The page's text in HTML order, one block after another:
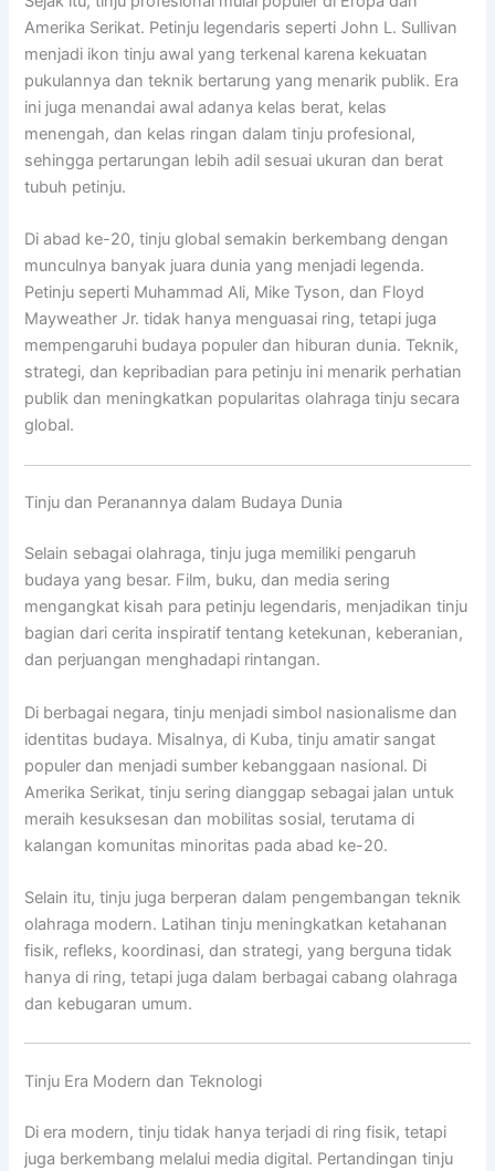
Amerika Serikat. Petinju legendaris seperti John L. Sullivan
menjadi ikon tinju awal yang terkenal karena kekuatan
pukulannya dan teknik bertarung yang menarik publik. Era
ini juga menandai awal adanya kelas berat, kelas
menengah, dan kelas ringan dalam tinju profesional,
sehingga pertarungan lebih adil sesuai ukuran dan berat
tubuh petinju.
Di abad ke-20, tinju global semakin berkembang dengan
munculnya banyak juara dunia yang menjadi legenda.
Petinju seperti Muhammad Ali, Mike Tyson, dan Floyd
Mayweather Jr. tidak hanya menguasai ring, tetapi juga
mempengaruhi budaya populer dan hiburan dunia. Teknik,
strategi, dan kepribadian para petinju ini menarik perhatian
publik dan meningkatkan popularitas olahraga tinju secara
global.
Tinju dan Peranannya dalam Budaya Dunia
Selain sebagai olahraga, tinju juga memiliki pengaruh
budaya yang besar. Film, buku, dan media sering
mengangkat kisah para petinju legendaris, menjadikan tinju
bagian dari cerita inspiratif tentang ketekunan, keberanian,
dan perjuangan menghadapi rintangan.
Di berbagai negara, tinju menjadi simbol nasionalisme dan
identitas budaya. Misalnya, di Kuba, tinju amatir sangat
populer dan menjadi sumber kebanggaan nasional. Di
Amerika Serikat, tinju sering dianggap sebagai jalan untuk
meraih kesuksesan dan mobilitas sosial, terutama di
kalangan komunitas minoritas pada abad ke-20.
Selain itu, tinju juga berperan dalam pengembangan teknik
olahraga modern. Latihan tinju meningkatkan ketahanan
fisik, refleks, koordinasi, dan strategi, yang berguna tidak
hanya di ring, tetapi juga dalam berbagai cabang olahraga
dan kebugaran umum.
Tinju Era Modern dan Teknologi
Di era modern, tinju tidak hanya terjadi di ring fisik, tetapi
juga berkembang melalui media digital. Pertandingan tinju